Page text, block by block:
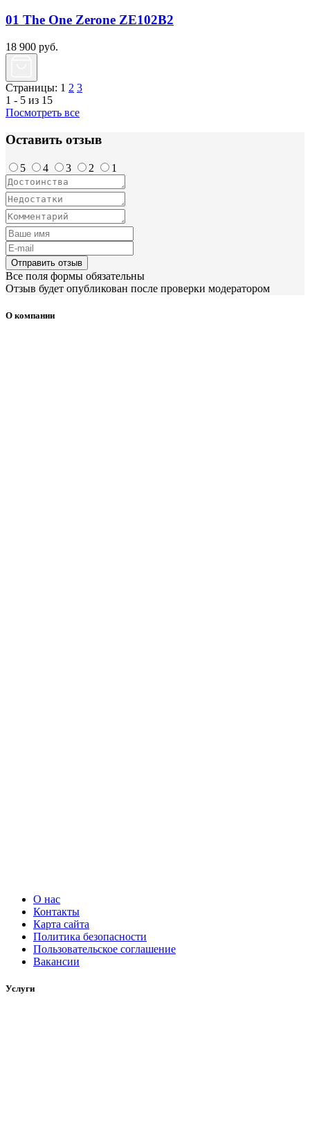
01 The One Zerone ZE102B2
18 900 руб.
Страницы: 1 2 3
1 - 5 из 15
Посмотреть все
Оставить отзыв
5 4 3 2 1
Отправить отзыв
Все поля формы обязательны
Отзыв будет опубликован после проверки модератором
О компании
О нас
Контакты
Карта сайта
Политика безопасности
Пользовательское соглашение
Вакансии
Услуги